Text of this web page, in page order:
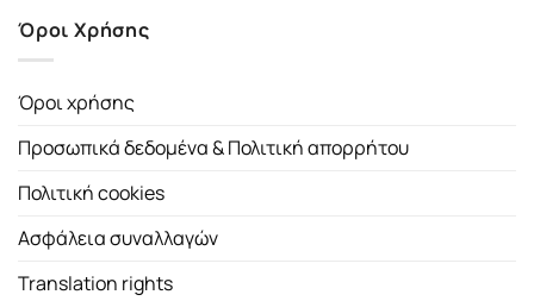
Όροι Χρήσης
Όροι χρήσης
Προσωπικά δεδομένα & Πολιτική απορρήτου
Πολιτική cookies
Ασφάλεια συναλλαγών
Translation rights